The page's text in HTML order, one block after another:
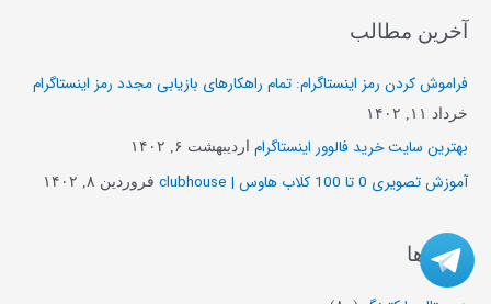
ج
ا
ی
آخرین مطالب
فراموش کردن رمز اینستاگرام: تمام راهکارهای بازیابی مجدد رمز اینستاگرام
خرداد ۱۱, ۱۴۰۲
بهترین سایت خرید فالوور اینستاگرام اردیبهشت ۶, ۱۴۰۲
آموزش تصویری 0 تا 100 کلاب هاوس | clubhouse فروردین ۸, ۱۴۰۲
دسته‌ها